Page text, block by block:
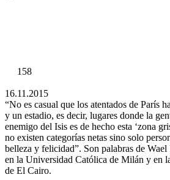
158
16.11.2015
“No es casual que los atentados de París
y un estadio, es decir, lugares donde la
enemigo del Isis es de hecho esta ‘zona
no existen categorías netas sino solo
belleza y felicidad”. Son palabras de
en la Universidad Católica de Milán y en
de El Cairo.